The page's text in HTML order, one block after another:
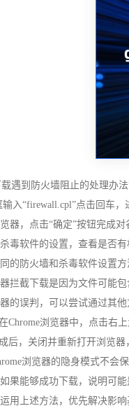
遇到防火墙阻止的处理办法
入“firewall.cpl”点击回车
览器，点击“确定”按钮完成
毒软件的设置，查看是否
的防火墙和杀毒软件设置
拦截下载是因为文件可能
的误判，可以尝试通过其
Chrome浏览器中，点击右
后，关闭并重新打开浏览器
浏览器的隐身模式不会
果能够成功下载，说明可
用上述方法，优先解决影